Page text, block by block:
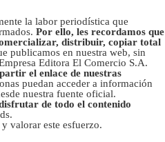
la labor periodística que
Por ello, les recordamos que
distribuir, copiar total
publicamos en nuestra web, sin
Editora El Comercio S.A.
el enlace de nuestras
puedan acceder a información
nuestra fuente oficial.
de todo el contenido
valorar este esfuerzo.